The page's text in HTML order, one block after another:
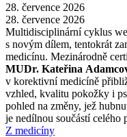
28. července 2026
28. července 2026
Multidisciplinární cyklus
s novým dílem, tentokrát
medicínu. Mezinárodně
MUDr. Kateřina
v korektivní medicíně
vzhled, kvalitu pokožky i
pohled na změny, jež
je nedílnou součástí celého
Z medicíny